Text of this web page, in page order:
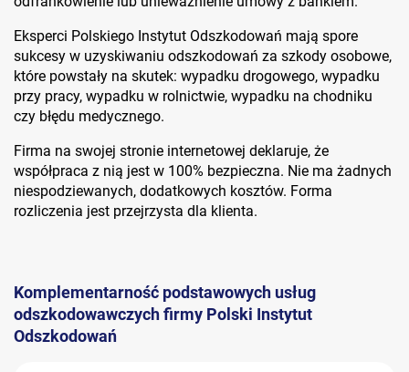
Eksperci Polskiego Instytut Odszkodowań mają spore
sukcesy w uzyskiwaniu odszkodowań za szkody osobowe,
które powstały na skutek: wypadku drogowego, wypadku
przy pracy, wypadku w rolnictwie, wypadku na chodniku
czy błędu medycznego.
Firma na swojej stronie internetowej deklaruje, że
współpraca z nią jest w 100% bezpieczna. Nie ma żadnych
niespodziewanych, dodatkowych kosztów. Forma
rozliczenia jest przejrzysta dla klienta.
Komplementarność podstawowych usług
odszkodowawczych firmy Polski Instytut
Odszkodowań